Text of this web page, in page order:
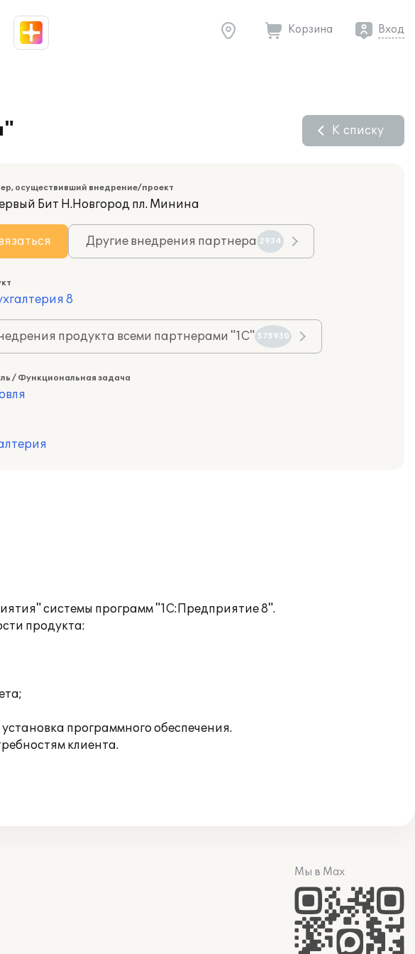
Корзина Вход
К списку
осуществивший внедрение/проект
Бит Н.Новгород пл. Минина
Другие внедрения партнера 2934
8
продукта всеми партнерами "1С" 575930
/ Функциональная задача
системы программ "1С:Предприятие 8".
продукта:
программного обеспечения.
клиента.
Мы в Max